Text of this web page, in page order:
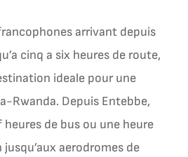
arrivant depuis
cinq a six heures de route,
ideale pour une
Rwanda. Depuis Entebbe,
de bus ou une heure
aerodromes de